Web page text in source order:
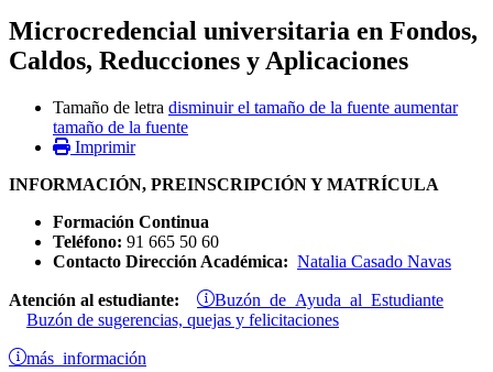
Microcredencial universitaria en Fondos,
Caldos, Reducciones y Aplicaciones
Tamaño de letra disminuir el tamaño de la fuente aumentar
tamaño de la fuente
Imprimir
INFORMACIÓN, PREINSCRIPCIÓN Y MATRÍCULA
Formación Continua
Teléfono: 91 665 50 60
Contacto Dirección Académica: Natalia Casado Navas
Atención al estudiante: Buzón de Ayuda al Estudiante
Buzón de sugerencias, quejas y felicitaciones
más información